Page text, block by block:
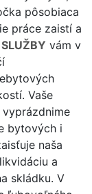
pôsobiaca
práce zaistí a
vám v
Vaše
bytových i
naša
a
skládku. V